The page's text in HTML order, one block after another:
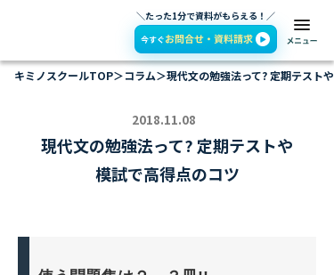
＼たった1分で資料がもらえる！／
キミノスクールTOP＞コラム＞現代文の勉強法って? 定期テスト
2018.11.08
現代文の勉強法って? 定期テストや
模試で高得点のコツ